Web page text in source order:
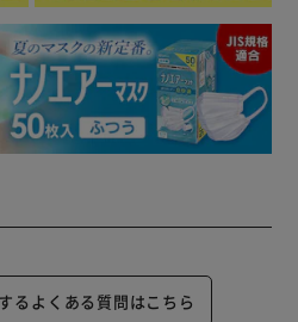
るよくある質問はこちら